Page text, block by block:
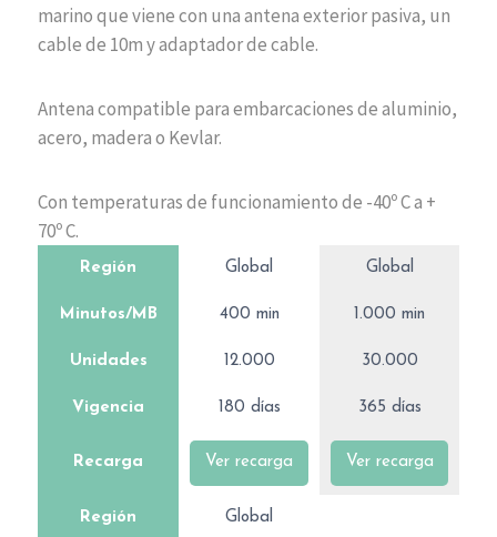
marino que viene con una antena exterior pasiva, un
cable de 10m y adaptador de cable.
Antena compatible para embarcaciones de aluminio,
acero, madera o Kevlar.
Con temperaturas de funcionamiento de -40º C a +
70º C.
Región Global Global
Minutos/MB 400 min 1.000 min
Unidades 12.000 30.000
Vigencia 180 días 365 días
Recarga Ver recarga Ver recarga
Región Global